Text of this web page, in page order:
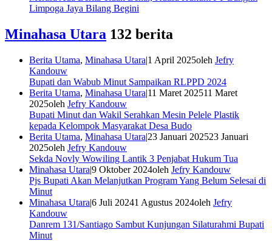
Limpoga Jaya Bilang Begini
Minahasa Utara 132 berita
Berita Utama, Minahasa Utara|1 April 2025oleh Jefry
Kandouw
Bupati dan Wabub Minut Sampaikan RLPPD 2024
Berita Utama, Minahasa Utara|11 Maret 202511 Maret
2025oleh Jefry Kandouw
Bupati Minut dan Wakil Serahkan Mesin Pelele Plastik
kepada Kelompok Masyarakat Desa Budo
Berita Utama, Minahasa Utara|23 Januari 202523 Januari
2025oleh Jefry Kandouw
Sekda Novly Wowiling Lantik 3 Penjabat Hukum Tua
Minahasa Utara|9 Oktober 2024oleh Jefry Kandouw
Pjs Bupati Akan Melanjutkan Program Yang Belum Selesai di
Minut
Minahasa Utara|6 Juli 20241 Agustus 2024oleh Jefry
Kandouw
Danrem 131/Santiago Sambut Kunjungan Silaturahmi Bupati
Minut